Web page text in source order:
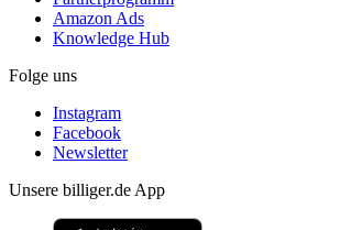
Amazon Ads
Knowledge Hub
Folge uns
Instagram
Facebook
Newsletter
Unsere billiger.de App